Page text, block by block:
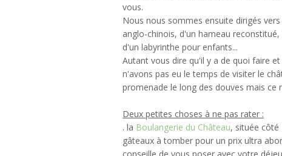
vous.
Nous nous sommes ensuite dirigés
anglo-chinois, d'un hameau
d'un labyrinthe pour enfants...
Autant vous dire qu'il y a de quoi faire
n'avons pas eu le temps de visiter le
promenade le long des douves mais ce
Deux petites choses à ne pas rater :
. la Boulangerie du Château, située côté
gâteaux à tomber pour un prix ultra
conseille de vous poser avec votre